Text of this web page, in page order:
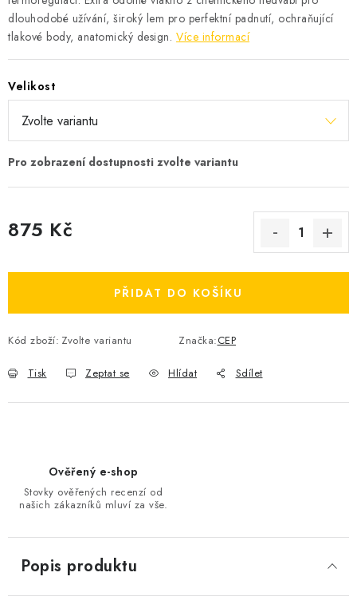
NOVINKY MIZUNO
NOVINKY INOV-8
OBLÍBENÉ DROBNOSTI
ZNAČKY
Ceník dopravy
Moje objednávka
Obchodní podmínky
Zásady používání souborů cookies
dlouhodobé užívání, široký lem pro perfektní padnutí, ochraňující
tlakové body, anatomický design. Více informací
Velikost
875 Kč
PŘIDAT DO KOŠÍKU
Kód zboží: Zvolte variantu Značka:CEP
Tisk Zeptat se Hlídat Sdílet
Ověřený e-shop
Stovky ověřených recenzí od
našich zákazníků mluví za vše.
Popis produktu